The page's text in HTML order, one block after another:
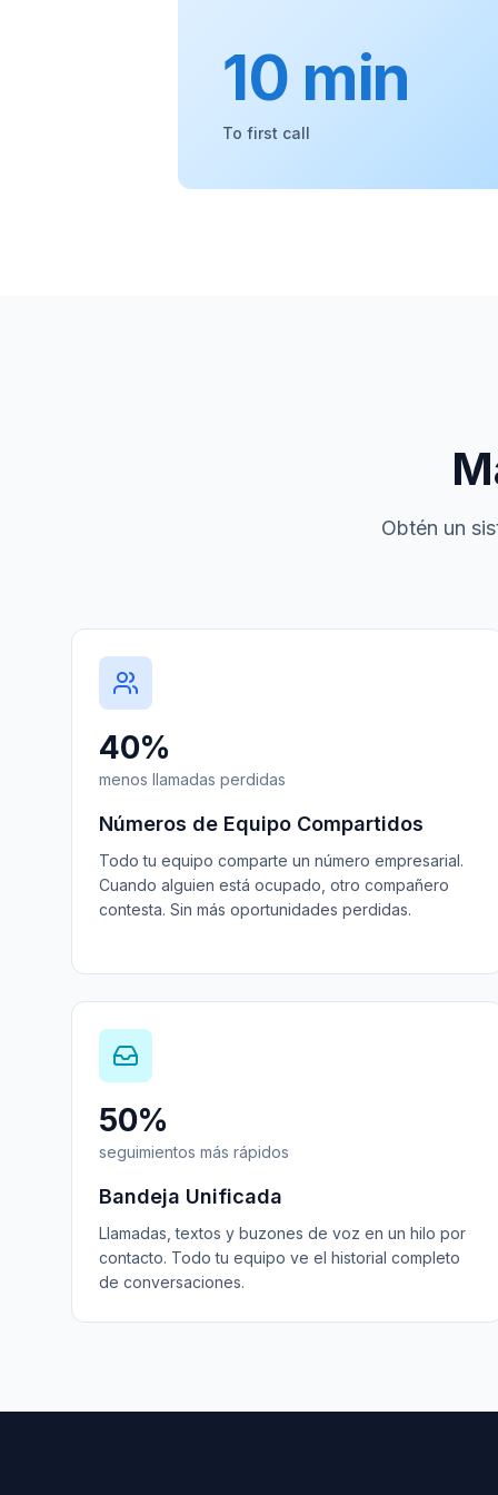
10 min
To first call
Obtén un
40%
menos llamadas perdidas
Números de Equipo Compartidos
Todo tu equipo comparte un número empresarial.
Cuando alguien está ocupado, otro compañero
contesta. Sin más oportunidades perdidas.
50%
seguimientos más rápidos
Bandeja Unificada
Llamadas, textos y buzones de voz en un hilo por
contacto. Todo tu equipo ve el historial completo
de conversaciones.